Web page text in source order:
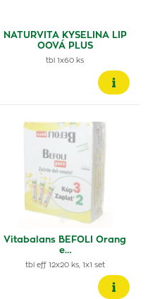
NATURVITA KYSELINA LIP
OOVÁ PLUS
tbl 1x60 ks
Vitabalans BEFOLI Orang
e…
tbl eff 12x20 ks, 1x1 set